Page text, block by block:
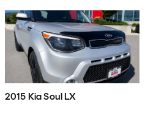
2015 Kia Soul LX